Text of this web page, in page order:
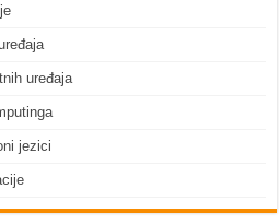
uređaja
jezici